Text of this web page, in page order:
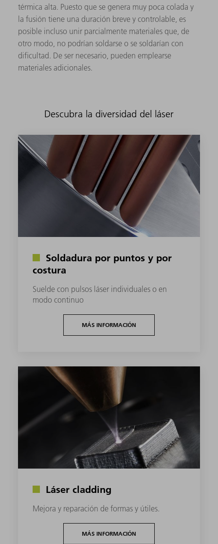
térmica alta. Puesto que se genera muy poca colada y
la fusión tiene una duración breve y controlable, es
posible incluso unir parcialmente materiales que, de
otro modo, no podrían soldarse o se soldarían con
dificultad. De ser necesario, pueden emplearse
materiales adicionales.
Descubra la diversidad del láser
Soldadura por puntos y por
costura
Suelde con pulsos láser individuales o en
modo continuo
MÁS INFORMACIÓN
Láser cladding
Mejora y reparación de formas y útiles.
MÁS INFORMACIÓN